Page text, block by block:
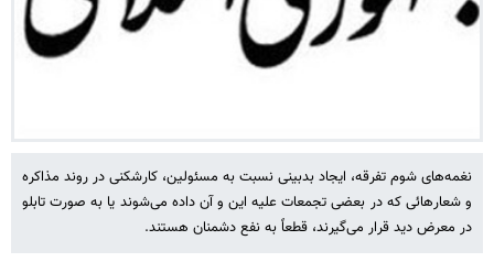
نغمه‌های شوم تفرقه، ایجاد بدبینی نسبت به مسئولین، کارشکنی در روند مذاکره
و شعارهائی که در بعضی تجمعات علیه این و آن داده می‌شوند یا به صورت تابلو
در معرض دید قرار می‌گیرند، قطعاً به نفع دشمنان هستند.